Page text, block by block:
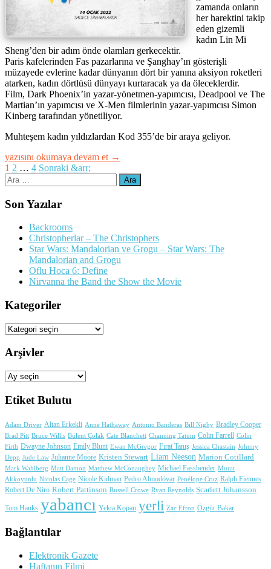
zamanda onların
her harektini takip
eden gizemli
kadın Lin Mi
Sheng’den bir adım önde olamları gerkecektir.
Paris kafelerinden Fas pazarlarına ve Şanghay’ın gösterişli
müzayede evlerine kadar dünyanın dört bir yanına aksiyon roketleri
atarken, kadın dörtlüsü dünyayı kurtaracak ya da öleceklerdir.
Film, Dark Phoenix’in yazar-yönetmen-yapımcısı, Deadpool ve The
Martian’ın yapımcısı ve X-Men filmlerinin yazar-yapımcısı Simon
Kinberg tarafından yönetiliyor.
Muhteşem kadın yıldızlardan Kod 355’de bir araya geliyor.
“Kod
355
–
The
355”
yazısını okumaya devam et →
Yazı
dolaşımı
1 2 … 4 Sonraki &arr;
Arama:
Son Yazılar
Backrooms
Christopherlar – The Christophers
Star Wars: Mandalorian ve Grogu – Star Wars: The
Mandalorian and Grogu
Oflu Hoca 6: Define
Nirvanna the Band the Show the Movie
Kategoriler
Kategoriler
Arşivler
Arşivler
Etiket Bulutu
Adam Driver Altan Erkekli Anne Hathaway Antonio Banderas Bill Nighy Bradley Cooper
Brad Pitt Bruce Willis Bülent Çolak Cate Blanchett Channing Tatum Colin Farrell Colin
Firth Dwayne Johnson Emily Blunt Ewan McGregor Fırat Tanış Jessica Chastain Johnny
Depp Jude Law Julianne Moore Kristen Stewart Liam Neeson Marion Cotillard
Mark Wahlberg Matt Damon Matthew McConaughey Michael Fassbender Murat
Akkoyunlu Nicolas Cage Nicole Kidman Pedro Almodóvar Penélope Cruz Ralph Fiennes
Robert De Niro Robert Pattinson Russell Crowe Ryan Reynolds Scarlett Johansson
Tom Hanks yabancı Yekta Kopan yerli Zac Efron Özgür Bakar
Bağlantılar
Elektronik Gazete
Haftanın Filmi